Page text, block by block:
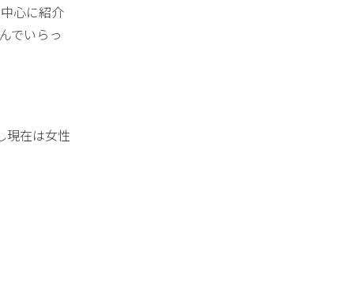
心に紹介
でいらっ
現在は女性